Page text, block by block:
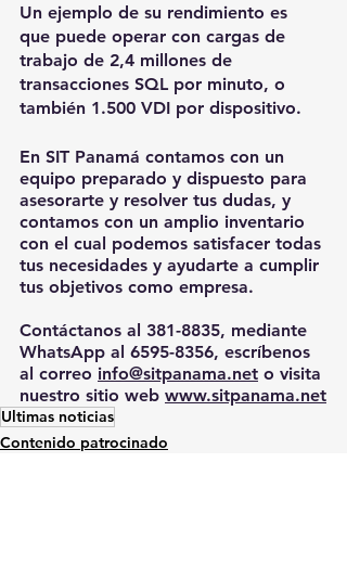
Un ejemplo de su rendimiento es
que puede operar con cargas de
trabajo de 2,4 millones de
transacciones SQL por minuto, o
también 1.500 VDI por dispositivo.
En SIT Panamá contamos con un
equipo preparado y dispuesto para
asesorarte y resolver tus dudas, y
contamos con un amplio inventario
con el cual podemos satisfacer todas
tus necesidades y ayudarte a cumplir
tus objetivos como empresa.
Contáctanos al 381-8835, mediante
WhatsApp al 6595-8356, escríbenos
al correo info@sitpanama.net o visita
nuestro sitio web www.sitpanama.net
Ultimas noticias
Contenido patrocinado